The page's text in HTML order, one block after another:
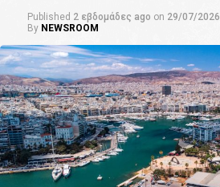
Published 2 εβδομάδες ago on 29/07/2026
By NEWSROOM